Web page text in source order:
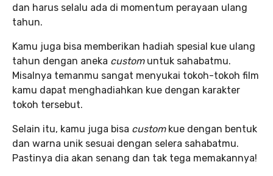
dan harus selalu ada di momentum perayaan ulang
tahun.
Kamu juga bisa memberikan hadiah spesial kue ulang
tahun dengan aneka custom untuk sahabatmu.
Misalnya temanmu sangat menyukai tokoh-tokoh film
kamu dapat menghadiahkan kue dengan karakter
tokoh tersebut.
Selain itu, kamu juga bisa customkue dengan bentuk
dan warna unik sesuai dengan selera sahabatmu.
Pastinya dia akan senang dan tak tega memakannya!